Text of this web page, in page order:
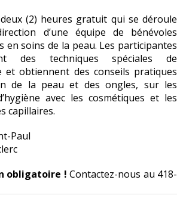
(2) heures gratuit qui se déroule
d’une équipe de bénévoles
en soins de la peau. Les participantes
des techniques spéciales de
et obtiennent des conseils pratiques
de la peau et des ongles, sur les
avec les cosmétiques et les
capillaires.
Paul
obligatoire ! Contactez-nous au 418-